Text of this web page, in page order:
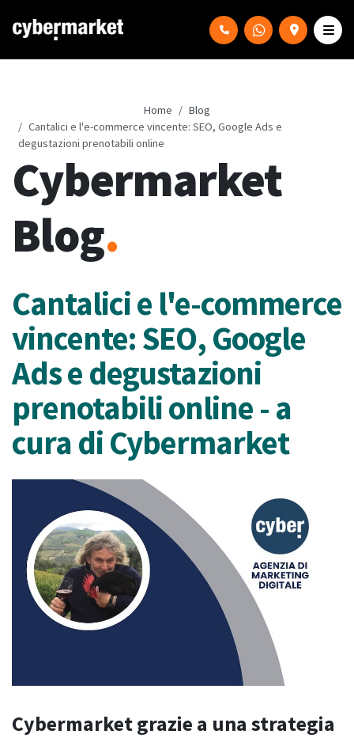
Home
Blog
Cantalici e l'e-commerce vincente: SEO, Google Ads e
degustazioni prenotabili online
Cybermarket
Blog.
Cantalici e l'e-commerce
vincente: SEO, Google
Ads e degustazioni
prenotabili online - a
cura di Cybermarket
Cybermarket grazie a una strategia